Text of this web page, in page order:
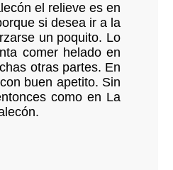
el relieve es en
si desea ir a la
un poquito. Lo
comer helado en
otras partes. En
buen apetito. Sin
como en La